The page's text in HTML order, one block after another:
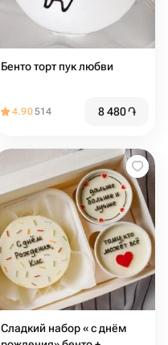
Бенто торт пук любви
4.90514 8 480֏
Сладкий набор « с днём